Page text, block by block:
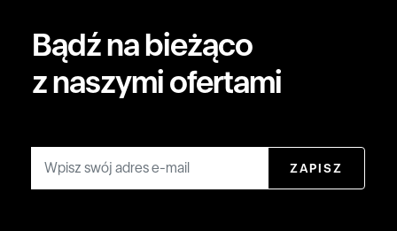
Bądź na bieżąco
z naszymi ofertami
ZAPISZ